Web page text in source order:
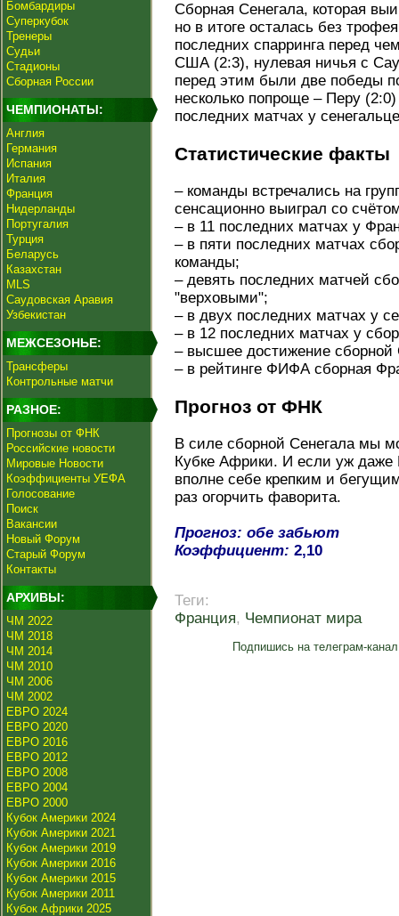
Бомбардиры
Суперкубок
Тренеры
Судьи
Стадионы
Сборная России
ЧЕМПИОНАТЫ:
Англия
Германия
Испания
Италия
Франция
Нидерланды
Португалия
Турция
Беларусь
Казахстан
MLS
Саудовская Аравия
Узбекистан
МЕЖСЕЗОНЬЕ:
Трансферы
Контрольные матчи
РАЗНОЕ:
Прогнозы от ФНК
Российские новости
Мировые Новости
Коэффициенты УЕФА
Голосование
Поиск
Вакансии
Новый Форум
Старый Форум
Контакты
АРХИВЫ:
ЧМ 2022
ЧМ 2018
ЧМ 2014
ЧМ 2010
ЧМ 2006
ЧМ 2002
ЕВРО 2024
ЕВРО 2020
ЕВРО 2016
ЕВРО 2012
ЕВРО 2008
ЕВРО 2004
ЕВРО 2000
Кубок Америки 2024
Кубок Америки 2021
Кубок Америки 2019
Кубок Америки 2016
Кубок Америки 2015
Кубок Америки 2011
Кубок Африки 2025
Сборная Сенегала, которая
но в итоге осталась без
последних спарринга перед
США (2:3), нулевая ничья с
перед этим были две победы
несколько попроще – Перу
последних матчах у
Статистические факты
– команды встречались на
сенсационно выиграл со
– в 11 последних матчах у
– в пяти последних матчах
команды;
– девять последних матчей
"верховыми";
– в двух последних матчах у
– в 12 последних матчах у
– высшее достижение
– в рейтинге ФИФА сборная
Прогноз от ФНК
В силе сборной Сенегала мы
Кубке Африки. И если уж даже
вполне себе крепким и
раз огорчить фаворита.
Прогноз: обе забьют
Коэффициент: 2,10
Теги:
Франция, Чемпионат мира
Подпишись на телеграм-